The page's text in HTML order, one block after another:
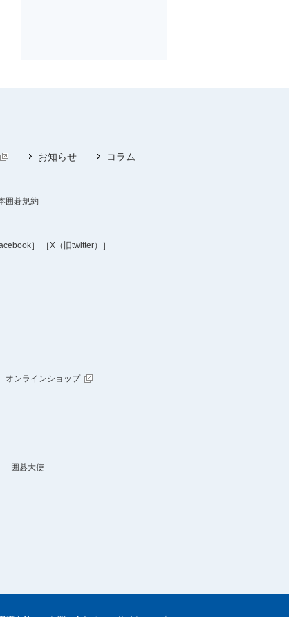
お知らせ コラム
囲碁規約
］ ［X（旧twitter）］
オンラインショップ
囲碁大使